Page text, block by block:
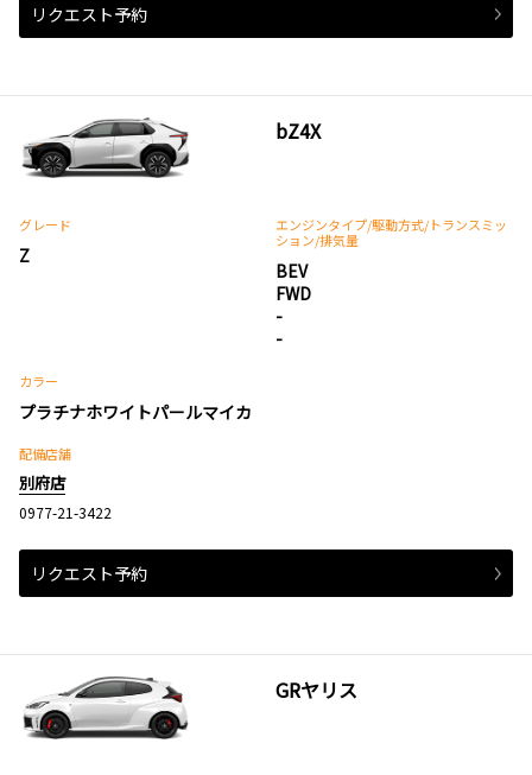
リクエスト予約
bZ4X
グレード
Z
エンジンタイプ/駆動方式/トランスミッ
ション/排気量
BEV
FWD
-
-
カラー
プラチナホワイトパールマイカ
配備店舗
別府店
0977-21-3422
リクエスト予約
GRヤリス